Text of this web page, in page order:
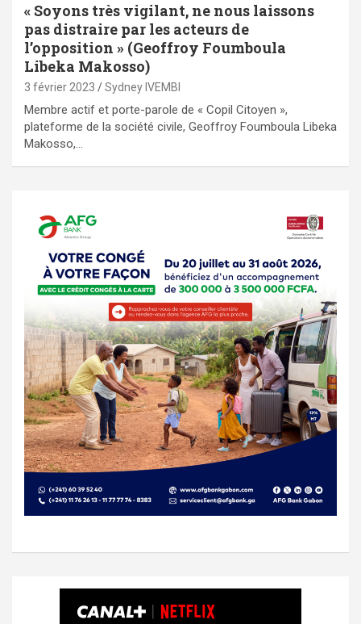
« Soyons très vigilant, ne nous laissons
pas distraire par les acteurs de
l’opposition » (Geoffroy Foumboula
Libeka Makosso)
3 février 2023 Sydney IVEMBI
Membre actif et porte-parole de « Copil Citoyen »,
plateforme de la société civile, Geoffroy Foumboula Libeka
Makosso,…